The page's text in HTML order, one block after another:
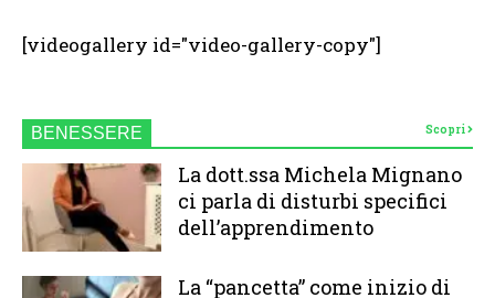
[videogallery id="video-gallery-copy"]
BENESSERE Scopri
La dott.ssa Michela Mignano
ci parla di disturbi specifici
dell’apprendimento
La “pancetta” come inizio di